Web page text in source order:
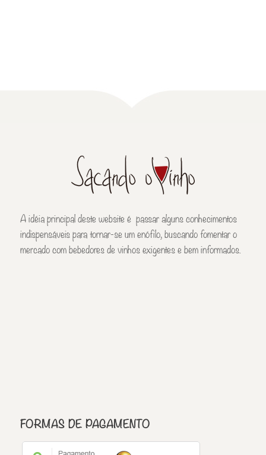
A idéia principal deste website é passar alguns conhecimentos
indispensáveis para tornar-se um enófilo, buscando fomentar o
mercado com bebedores de vinhos exigentes e bem informados.
FORMAS DE PAGAMENTO